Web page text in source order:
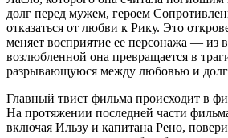
долг перед мужем, героем
отказаться от любви к Рику. Это
меняет восприятие ее персонажа — из
возлюбленной она превращается в
разрывающуюся между любовью и
Главный твист фильма происходит в
На протяжении последней части
включая Ильзу и капитана Рено,